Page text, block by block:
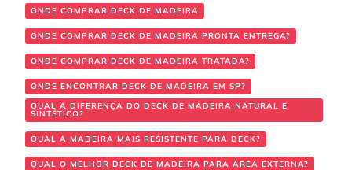
ONDE COMPRAR DECK DE MADEIRA
ONDE COMPRAR DECK DE MADEIRA PRONTA ENTREGA?
ONDE COMPRAR DECK DE MADEIRA TRATADA?
ONDE ENCONTRAR DECK DE MADEIRA EM SP?
QUAL A DIFERENÇA DO DECK DE MADEIRA NATURAL E
SINTÉTICO?
QUAL A MADEIRA MAIS RESISTENTE PARA DECK?
QUAL O MELHOR DECK DE MADEIRA PARA ÁREA EXTERNA?